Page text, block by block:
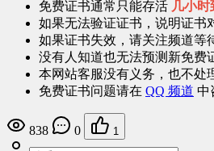
免费证书通常只能存活 几小
如果无法验证证书，说明证书
如果证书失效，请关注频道等
没有人知道也无法预测新免费
本网站客服没有义务，也不处
免费证书问题请在 QQ 频道 中
838 0 1